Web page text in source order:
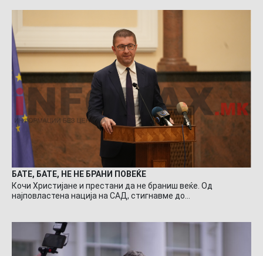
БАТЕ, БАТЕ, НЕ НЕ БРАНИ ПОВЕЌЕ
Кочи Христијане и престани да не браниш веќе. Од
најповластена нација на САД, стигнавме до…